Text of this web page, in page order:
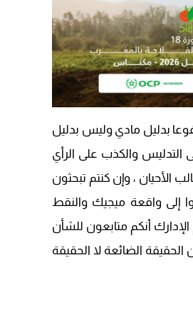
بدليل مادي وليس بدليل
والكذب على الرأي
الأحيان ، وإن كنتم تبحثون
إلى واقعة ميجيك والنقط
أنكم متابعون للشأن
الحقيقة الضائعة لا الحقيقة